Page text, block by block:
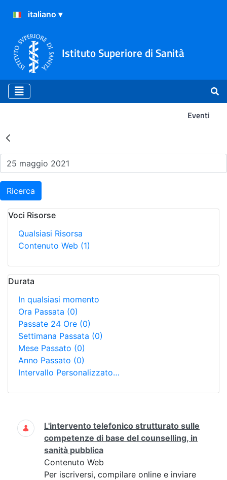
Istituto Superiore di Sanità
Eventi
Risultati della Ricerca -
Ricerca
Voci Risorse
Qualsiasi Risorsa
Contenuto Web (1)
Durata
In qualsiasi momento
Ora Passata (0)
Passate 24 Ore (0)
Settimana Passata (0)
Mese Passato (0)
Anno Passato (0)
Intervallo Personalizzato…
Ricerca
L'intervento telefonico strutturato sulle
competenze di base del counselling, in
sanità pubblica
Contenuto Web
Per iscriversi, compilare online e inviare